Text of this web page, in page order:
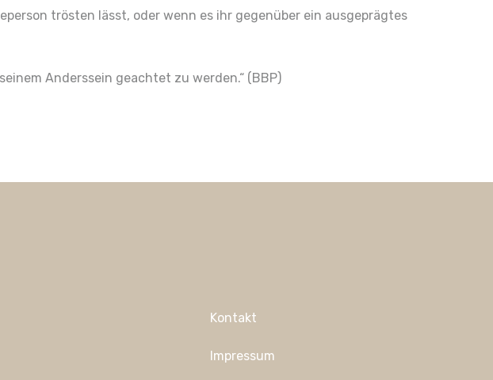
trösten lässt, oder wenn es ihr gegenüber ein ausgeprägtes
Anderssein geachtet zu werden.“ (BBP)
Kontakt
Impressum